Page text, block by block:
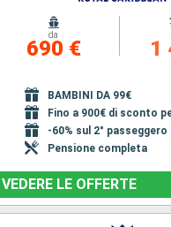
da
690 € 1
BAMBINI DA 99€
Fino a 900€ di sconto
-60% sul 2° passeggero
Pensione completa
VEDERE LE OFFERTE